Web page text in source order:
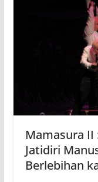
Mamasura II
Jatidiri
Berlebihan